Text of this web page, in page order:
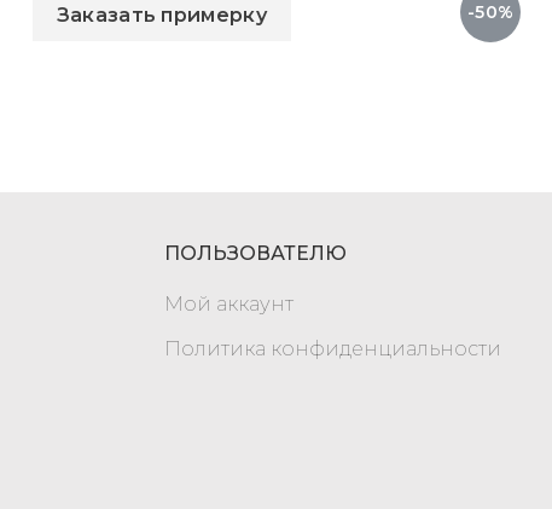
-50%
Заказать примерку
ПОЛЬЗОВАТЕЛЮ
Мой аккаунт
Политика конфиденциальности